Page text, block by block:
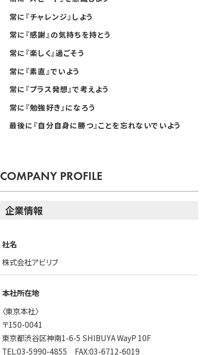
常に『チャレンジ』しよう
常に『感謝』の気持ちを持とう
常に『楽しく』過ごそう
常に『素直』でいよう
常に『プラス発想』で考えよう
常に『勉強好き』になろう
最後に『自分自身に勝つ』ことを忘れないでいよう
COMPANY PROFILE
企業情報
社名
株式会社アビリブ
本社所在地
〈東京本社〉
〒150-0041
東京都渋谷区神南1-6-5 SHIBUYA WayP 10F
TEL:03-5990-4855 FAX:03-6712-6019